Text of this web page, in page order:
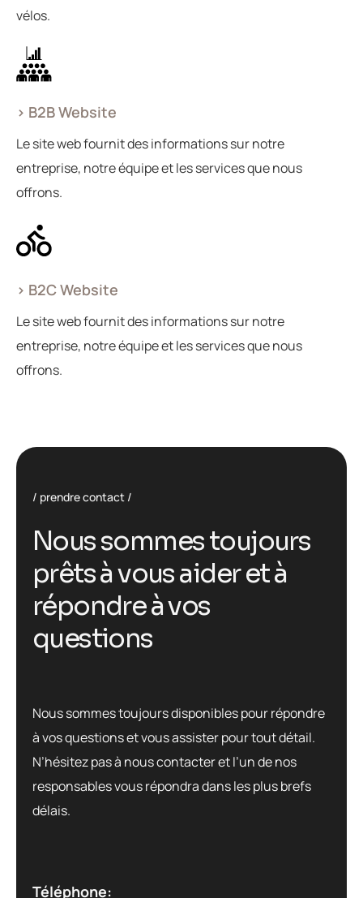
vélos.
> B2B Website
Le site web fournit des informations sur notre
entreprise, notre équipe et les services que nous
offrons.
> B2C Website
Le site web fournit des informations sur notre
entreprise, notre équipe et les services que nous
offrons.
prendre contact
Noussommestoujours
prêtsàvousaideretà
répondreàvos
questions
Nous sommes toujours disponibles pour répondre
à vos questions et vous assister pour tout détail.
N’hésitez pas à nous contacter et l’un de nos
responsables vous répondra dans les plus brefs
délais.
Téléphone: